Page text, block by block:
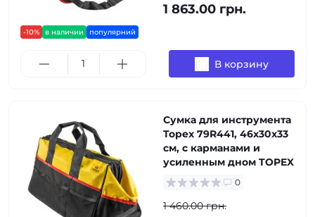
-10% в наличии популярний
1 863.00 грн.
В корзину
Сумка для инструмента
Topex 79R441, 46x30x33
см, с карманами и
усиленным дном TOPEX
0
1 460.00 грн.